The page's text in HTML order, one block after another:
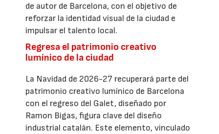
de autor de Barcelona, con el objetivo de
reforzar la identidad visual de la ciudad e
impulsar el talento local.
Regresa el patrimonio creativo
lumínico de la ciudad
La Navidad de 2026-27 recuperará parte del
patrimonio creativo lumínico de Barcelona
con el regreso del Galet, diseñado por
Ramon Bigas, figura clave del diseño
industrial catalán. Este elemento, vinculado